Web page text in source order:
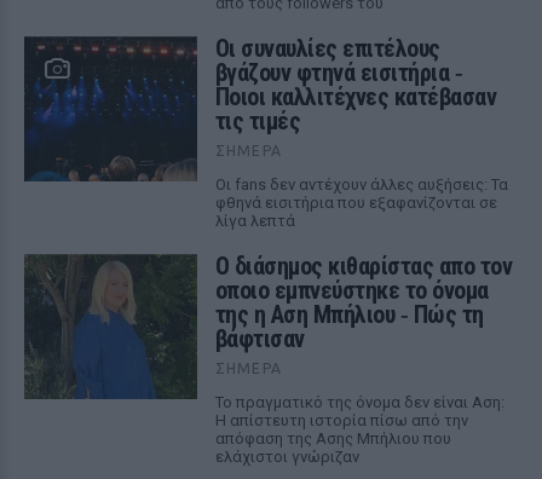
Οι συναυλίες επιτέλους
βγάζουν φτηνά εισιτήρια ‑
Ποιοι καλλιτέχνες κατέβασαν
τις τιμές
ΣΉΜΕΡΑ
Οι fans δεν αντέχουν άλλες αυξήσεις: Τα
φθηνά εισιτήρια που εξαφανίζονται σε
λίγα λεπτά
Ο διάσημος κιθαρίστας απο τον
οποιο εμπνεύστηκε το όνομα
της η Αση Μπήλιου ‑ Πώς τη
βάφτισαν
ΣΉΜΕΡΑ
Το πραγματικό της όνομα δεν είναι Αση:
Η απίστευτη ιστορία πίσω από την
απόφαση της Ασης Μπήλιου που
ελάχιστοι γνώριζαν